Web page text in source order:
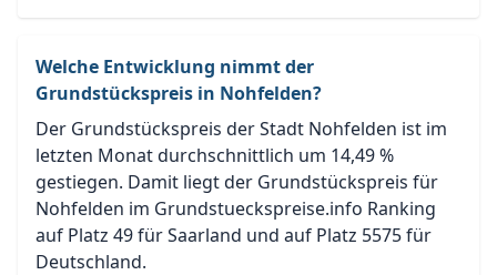
Welche Entwicklung nimmt der
Grundstückspreis in Nohfelden?
Der Grundstückspreis der Stadt Nohfelden ist im
letzten Monat durchschnittlich um 14,49 %
gestiegen. Damit liegt der Grundstückspreis für
Nohfelden im Grundstueckspreise.info Ranking
auf Platz 49 für Saarland und auf Platz 5575 für
Deutschland.